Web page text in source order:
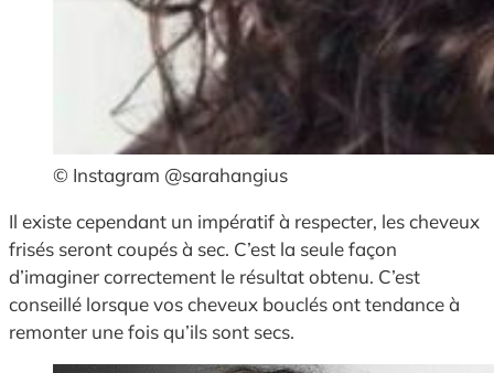
© Instagram @sarahangius
Il existe cependant un impératif à respecter, les cheveux
frisés seront coupés à sec. C’est la seule façon
d’imaginer correctement le résultat obtenu. C’est
conseillé lorsque vos cheveux bouclés ont tendance à
remonter une fois qu’ils sont secs.